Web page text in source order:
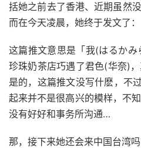
括她之前去了香港、近期虽然
而在今天凌晨，她终于发文了：
这篇推文意思是「我(はるか
珍珠奶茶店巧遇了君色(华奈)
是的，这篇推文没写什麽，不
起来并不是很高兴的模样，不
没有好好和事务所沟通…
那，接下来她还会来中国台湾